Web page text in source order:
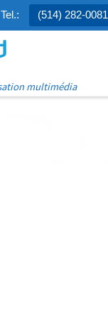
Tel.: (514) 282-0081
multimédia